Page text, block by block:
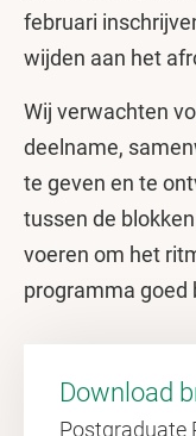
februari
wijden aan het
Wij verwachten
deelname,
te geven en te
tussen de
voeren om het
programma goed
Download
Postgraduate